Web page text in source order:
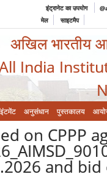
इंट्रानेट का उपयोग
मेल
साइटमैप
अखिल भारतीय
India
अनुसंधान पुस्तकालय
on CPPP
and